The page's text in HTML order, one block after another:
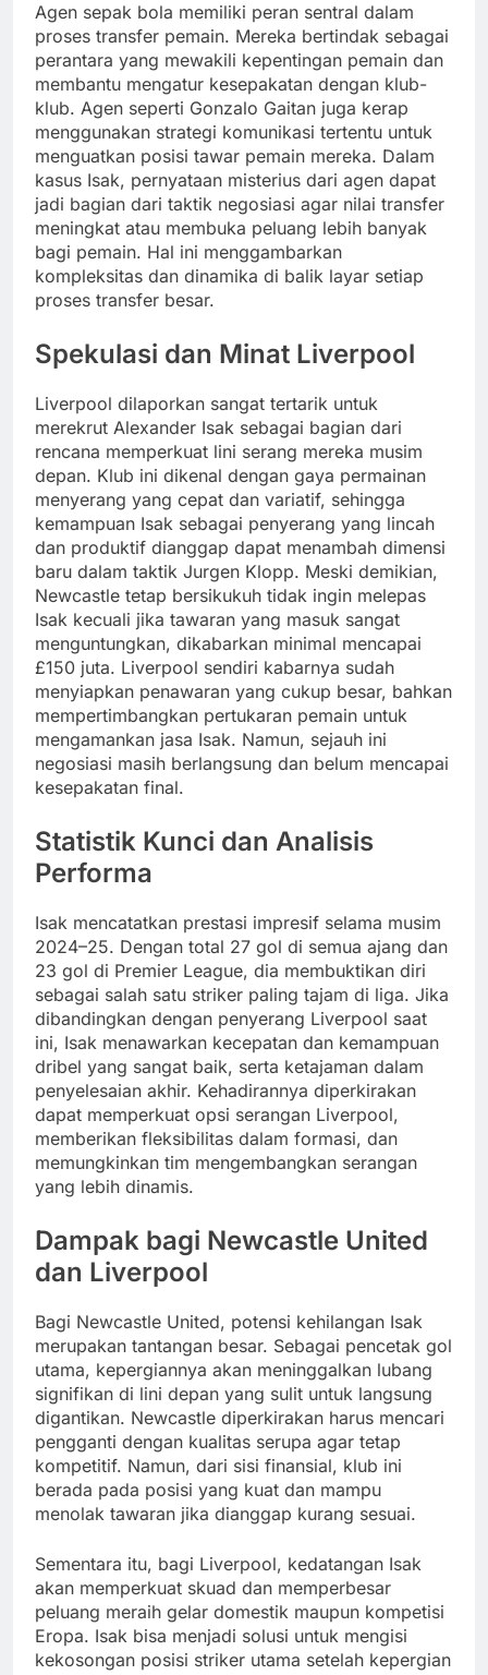
Agen sepak bola memiliki peran sentral dalam
proses transfer pemain. Mereka bertindak sebagai
perantara yang mewakili kepentingan pemain dan
membantu mengatur kesepakatan dengan klub-
klub. Agen seperti Gonzalo Gaitan juga kerap
menggunakan strategi komunikasi tertentu untuk
menguatkan posisi tawar pemain mereka. Dalam
kasus Isak, pernyataan misterius dari agen dapat
jadi bagian dari taktik negosiasi agar nilai transfer
meningkat atau membuka peluang lebih banyak
bagi pemain. Hal ini menggambarkan
kompleksitas dan dinamika di balik layar setiap
proses transfer besar.
Spekulasi dan Minat Liverpool
Liverpool dilaporkan sangat tertarik untuk
merekrut Alexander Isak sebagai bagian dari
rencana memperkuat lini serang mereka musim
depan. Klub ini dikenal dengan gaya permainan
menyerang yang cepat dan variatif, sehingga
kemampuan Isak sebagai penyerang yang lincah
dan produktif dianggap dapat menambah dimensi
baru dalam taktik Jurgen Klopp. Meski demikian,
Newcastle tetap bersikukuh tidak ingin melepas
Isak kecuali jika tawaran yang masuk sangat
menguntungkan, dikabarkan minimal mencapai
£150 juta. Liverpool sendiri kabarnya sudah
menyiapkan penawaran yang cukup besar, bahkan
mempertimbangkan pertukaran pemain untuk
mengamankan jasa Isak. Namun, sejauh ini
negosiasi masih berlangsung dan belum mencapai
kesepakatan final.
Statistik Kunci dan Analisis
Performa
Isak mencatatkan prestasi impresif selama musim
2024–25. Dengan total 27 gol di semua ajang dan
23 gol di Premier League, dia membuktikan diri
sebagai salah satu striker paling tajam di liga. Jika
dibandingkan dengan penyerang Liverpool saat
ini, Isak menawarkan kecepatan dan kemampuan
dribel yang sangat baik, serta ketajaman dalam
penyelesaian akhir. Kehadirannya diperkirakan
dapat memperkuat opsi serangan Liverpool,
memberikan fleksibilitas dalam formasi, dan
memungkinkan tim mengembangkan serangan
yang lebih dinamis.
Dampak bagi Newcastle United
dan Liverpool
Bagi Newcastle United, potensi kehilangan Isak
merupakan tantangan besar. Sebagai pencetak gol
utama, kepergiannya akan meninggalkan lubang
signifikan di lini depan yang sulit untuk langsung
digantikan. Newcastle diperkirakan harus mencari
pengganti dengan kualitas serupa agar tetap
kompetitif. Namun, dari sisi finansial, klub ini
berada pada posisi yang kuat dan mampu
menolak tawaran jika dianggap kurang sesuai.
Sementara itu, bagi Liverpool, kedatangan Isak
akan memperkuat skuad dan memperbesar
peluang meraih gelar domestik maupun kompetisi
Eropa. Isak bisa menjadi solusi untuk mengisi
kekosongan posisi striker utama setelah kepergian